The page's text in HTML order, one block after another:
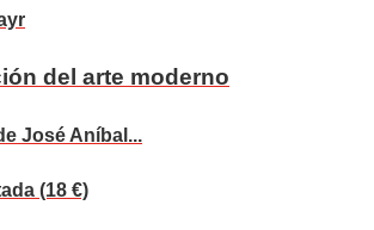
del arte moderno
José Aníbal...
(18 €)